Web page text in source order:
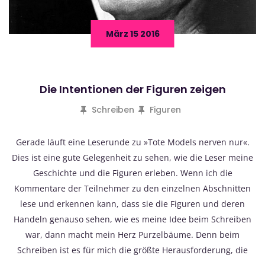
März 15 2016
Die Intentionen der Figuren zeigen
Schreiben Figuren
Gerade läuft eine Leserunde zu »Tote Models nerven nur«.
Dies ist eine gute Gelegenheit zu sehen, wie die Leser meine
Geschichte und die Figuren erleben. Wenn ich die
Kommentare der Teilnehmer zu den einzelnen Abschnitten
lese und erkennen kann, dass sie die Figuren und deren
Handeln genauso sehen, wie es meine Idee beim Schreiben
war, dann macht mein Herz Purzelbäume. Denn beim
Schreiben ist es für mich die größte Herausforderung, die